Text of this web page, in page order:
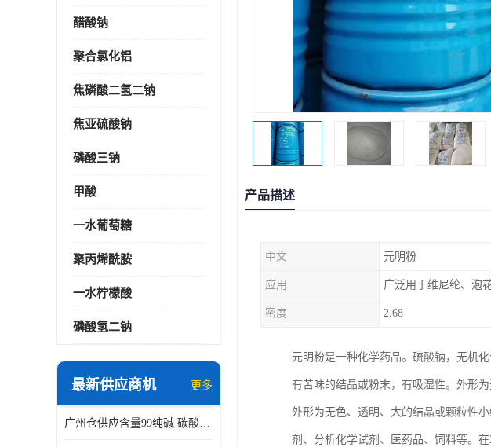
醋酸钠
聚合氯化铝
焦磷酸二氢二钠
焦亚硫酸钠
磷酸三钠
甲酸
一水葡萄糖
聚丙烯酰胺
一水柠檬酸
磷酸氢二钠
最新供应商机 更多
广州仓供应含量99纯碱 碳酸钠 工业级99含量水处理 酸类中和
产品描述
中文 元明粉
应用
密度 2.68
元明粉是一种化学药品。硫酸钠，无机
有苦味的结晶或粉末，有吸湿性。外形
外形为无色、透明、大的结晶或颗粒性
剂、分析化学试剂、医药品、饲料等。